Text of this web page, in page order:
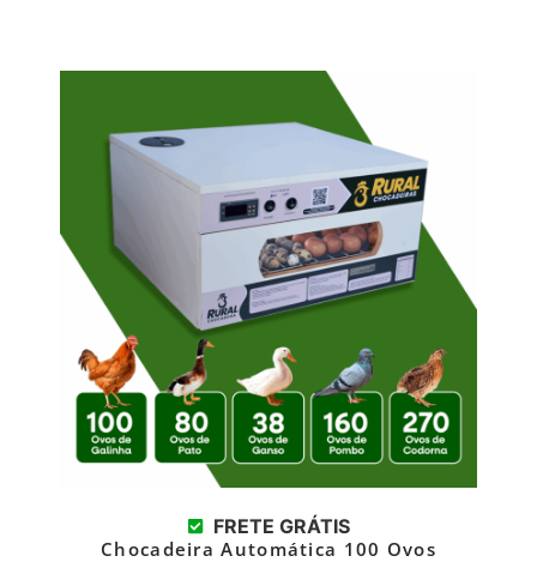
FRETE GRÁTIS
Chocadeira Automática 100 Ovos